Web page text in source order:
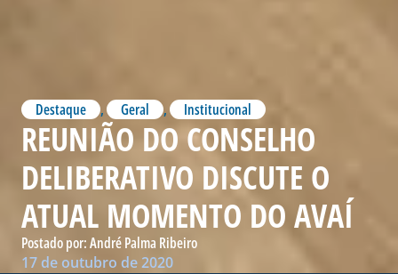
Destaque , Geral , Institucional
REUNIÃO DO CONSELHO
DELIBERATIVO DISCUTE O
ATUAL MOMENTO DO AVAÍ
Postado por:André Palma Ribeiro
17 de outubro de 2020